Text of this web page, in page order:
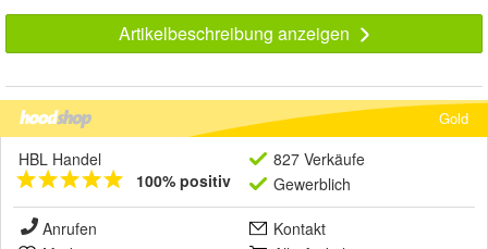
Artikelbeschreibung anzeigen
Gold
HBL Handel
100% positiv
827 Verkäufe
Gewerblich
Anrufen
Kontakt